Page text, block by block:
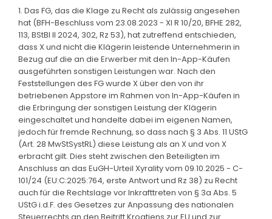
1. Das FG, das die Klage zu Recht als zulässig angesehen
hat (BFH-Beschluss vom 23.08.2023 - XI R 10/20, BFHE 282,
113, BStBl II 2024, 302, Rz 53), hat zutreffend entschieden,
dass X und nicht die Klägerin leistende Unternehmerin in
Bezug auf die an die Erwerber mit den In-App-Käufen
ausgeführten sonstigen Leistungen war. Nach den
Feststellungen des FG wurde X über den von ihr
betriebenen Appstore im Rahmen von In-App-Käufen in
die Erbringung der sonstigen Leistung der Klägerin
eingeschaltet und handelte dabei im eigenen Namen,
jedoch für fremde Rechnung, so dass nach § 3 Abs. 11 UStG
(Art. 28 MwStSystRL) diese Leistung als an X und von X
erbracht gilt. Dies steht zwischen den Beteiligten im
Anschluss an das EuGH-Urteil Xyrality vom 09.10.2025 - C-
101/24 (EU:C:2025:764, erste Antwort und Rz 38) zu Recht
auch für die Rechtslage vor Inkrafttreten von § 3a Abs. 5
UStG i.d.F. des Gesetzes zur Anpassung des nationalen